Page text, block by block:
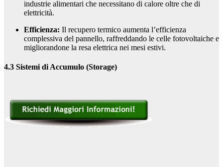
industrie alimentari che necessitano di calore oltre che di
elettricità.
Efficienza: Il recupero termico aumenta l’efficienza
complessiva del pannello, raffreddando le celle fotovoltaiche e
migliorandone la resa elettrica nei mesi estivi.
4.3 Sistemi di Accumulo (Storage)